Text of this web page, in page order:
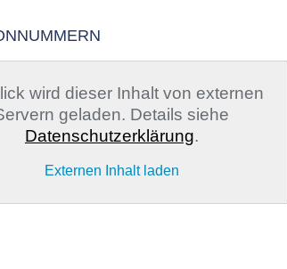
wird dieser Inhalt von externen
geladen. Details siehe
Datenschutzerklärung.
Externen Inhalt laden